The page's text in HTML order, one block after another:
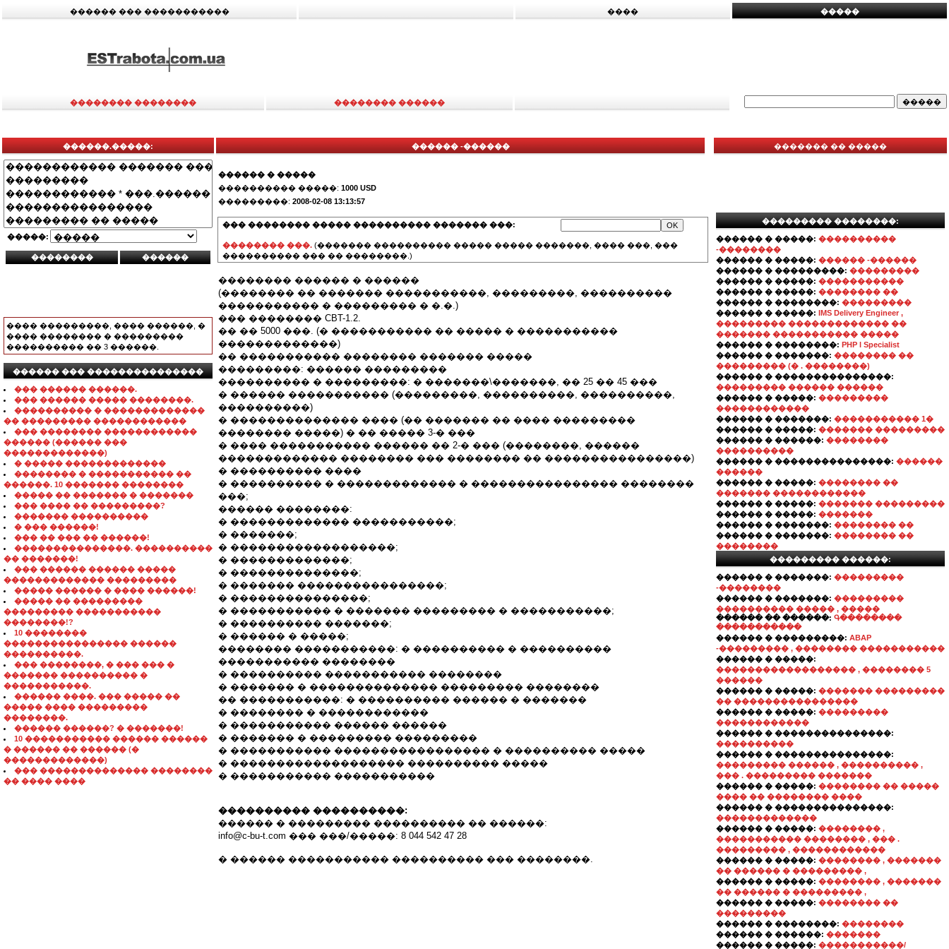
������ ��� ����������� ���� �����
�������� �������� �������� ������
������.�����:
�����:
���� ���������, ���� ������, �
���� �������� � ���������
���������� �� 3 ������.
������ ��� ���������������
��� ������ ������.
��� ������ ����� ��������.
���������� � �������������
�� ��������� ������������
��� �������� ������������
������ (������ ���
�������������)
� ����� �������������
�������� � ����������� ��
������. 10 ������� ��������
����� �� ������� � �������
��� ���� �� ���������?
������� ����������
� ��� ������!
��� �� ��� �� ������!
���������������. ����������
�� �������!
��� ������ ������ �����
������������� ���������
����� ������ � ���� ������!
����� �� ���������
��������� �����������
��������!?
10 ��������
���������������� ������
����������.
��� ��������, � ��� ��� �
������� ���������� �
�����������.
������ ����. ��� ����� ��
����� ���� ���������
��������.
������ ������? � �������!
10 ����������� ������ ������
� ������ �� ������ (�
�������������)
��� �������������� ��������
�� ���� ����
������ -������
������ � �����
���������� �����: 1000 USD
���������: 2008-02-08 13:13:57
��� �������� ����� ���������� ������� ���:
�������� ���. (������� ���������� ����� ����� �������, ���� ���, ���
���������� ��� �� ��������.)
�������� ������ � ������
(�������� �� ������� �����������, ���������, ����������
����������� � ��������� � �.�.)
��� �������� CBT-1.2.
�� �� 5000 ���. (� ����������� �� ����� � �����������
�������������)
�� ����������� �������� ������� �����
���������: ������ ���������
���������� � ���������: � �������\�������, �� 25 �� 45 ���
� ������ ����������� (���������, ����������, ����������,
����������)
� �������������� ���� (�� ������� �� ���� ���������
�������� �����) � �� ����� 3-� ���
� ���� ����������� ������ �� 2-� ��� (��������, ������
������������� �������� ��� �������� �� ����������������)
� ���������� ����
� ���������� � ������������� � ���������������� ��������
���;
������ ��������:
� ������������� �����������;
� �������;
� ������������������;
� �������������;
� ��������������;
� ������� ����������������;
� ���������������;
� ����������� � ������� ��������� � �����������;
� ���������� �������;
� ������ � �����;
�������� �����������: � ���������� � ����������
����������� ��������
� ���������� ����������� ��������
� ������� � �������������� ��������� ��������
�� �����������: � ���������� ������ � �������
� �������� � ������������
� ����������� ������ ������
� ������� � ��������� ���������
� ����������� ����������������� � ���������� �����
� ������������������� ���������� �����
� ����������� �����������
���������� ����������:
������ � ��������� ���������� �� ������:
info@c-bu-t.com ��� ���/�����: 8 044 542 47 28
� ������ ����������� ���������� ��� ��������.
������� �� �����
��������� ��������:
������ � �����: ����������
-��������
������ � �����: ������ -������
������ � ���������: ���������
������ � �����: �����������
������ � �����: �������� ��
������ � ��������: ���������
������ � �����: IMS Delivery Engineer ,
��������� ������������� ��
������� ����������� �����
������ � ��������: PHP l Specialist
������ � �������: �������� ��
��������� (� . ��������)
������ � ���������������:
��������� ������ ������
������ � �����: ���������
������������
������ � �������: ����������� 1�
������ � �����: ������� ���������
������ � ������: ��������
����������
������ � ���������������: ������
������
������ � �����: �������� ��
������� ������������
������ � �����: ������� ���������
������ � �����: �������
������ � �������: �������� ��
������ � �������: �������� ��
��������
��������� ������:
������ � �������: ���������
-��������
������ � �������: ���������
���������� ����� , �����
������ �� ������: Գ��������
�����������
������ � ���������: ABAP
-��������� , �������� �����������
������ � �����:
������������������ , �������� 5
������
������ � �����: ������� ���������
�� ����������������
������ � �����: ���������
������������
������ � ���������������:
����������
������ � ���������������:
��������� ������ , ���������� ,
��� . ��������� �������
������ � �����: �������� �� �����
���� �� �������� ����
������ � ���������������:
�������������
������ � �����: �������� ,
����������� �������� , ��� .
��������� , ������������
������ � �����: �������� , �������
�� ������ � ��������� ,
������ � �����: �������� , �������
�� ������ � ��������� ,
������ � �����: �������� ��
���������
������ � ��������: ��������
������ � ������: �������
������ � �����: �����������/